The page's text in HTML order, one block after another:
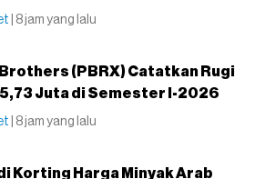
| 8 jam yang lalu
Brothers (PBRX) Catatkan Rugi
Juta di Semester I-2026
| 8 jam yang lalu
Korting Harga Minyak Arab